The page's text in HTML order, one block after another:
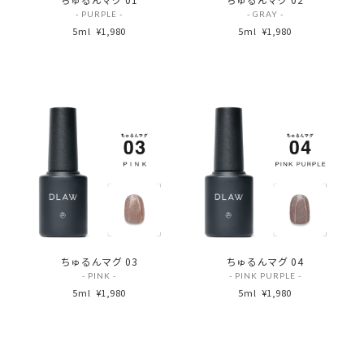
- PURPLE -
5ml ¥1,980
- GRAY -
5ml ¥1,980
ちゅるんマグ 03
- PINK -
5ml ¥1,980
ちゅるんマグ 04
- PINK PURPLE -
5ml ¥1,980